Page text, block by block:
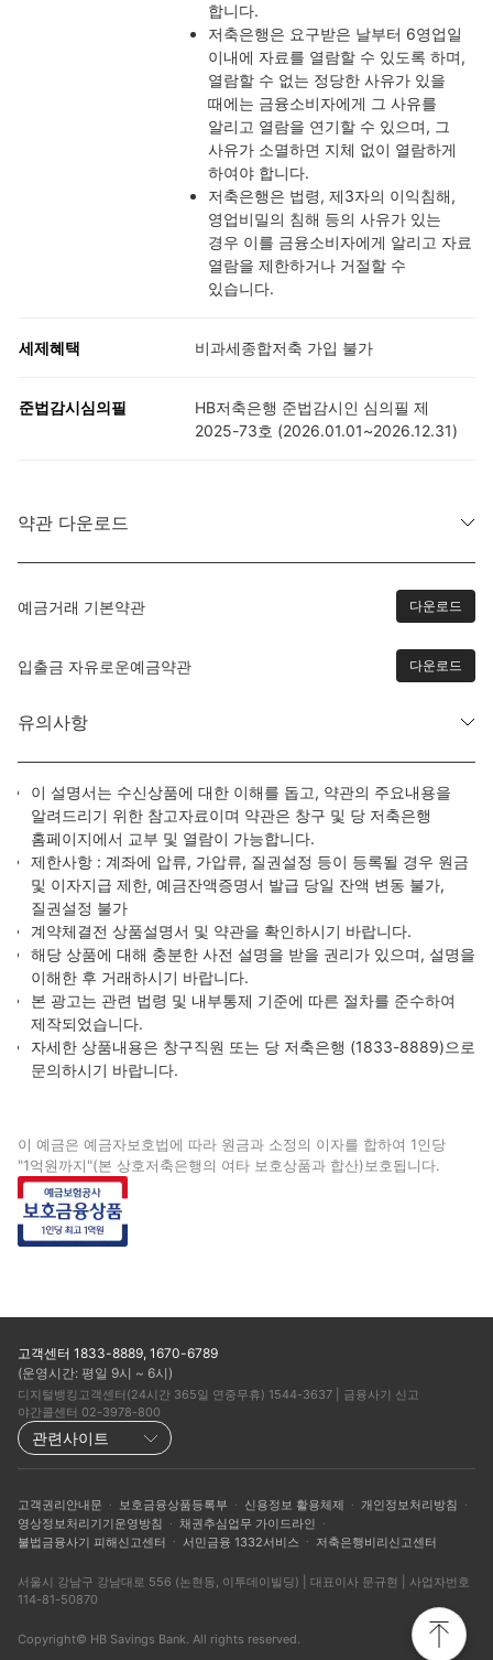
합니다.
저축은행은 요구받은 날부터 6영업일
이내에 자료를 열람할 수 있도록 하며,
열람할 수 없는 정당한 사유가 있을
때에는 금융소비자에게 그 사유를
알리고 열람을 연기할 수 있으며, 그
사유가 소멸하면 지체 없이 열람하게
하여야 합니다.
저축은행은 법령, 제3자의 이익침해,
영업비밀의 침해 등의 사유가 있는
경우 이를 금융소비자에게 알리고 자료
열람을 제한하거나 거절할 수
있습니다.
세제혜택 비과세종합저축 가입 불가
준법감시심의필
HB저축은행 준법감시인 심의필 제
2025-73호 (2026.01.01~2026.12.31)
약관 다운로드
예금거래 기본약관 다운로드
입출금 자유로운예금약관 다운로드
유의사항
이 설명서는 수신상품에 대한 이해를 돕고, 약관의 주요내용을
알려드리기 위한 참고자료이며 약관은 창구 및 당 저축은행
홈페이지에서 교부 및 열람이 가능합니다.
제한사항 : 계좌에 압류, 가압류, 질권설정 등이 등록될 경우 원금
및 이자지급 제한, 예금잔액증명서 발급 당일 잔액 변동 불가,
질권설정 불가
계약체결전 상품설명서 및 약관을 확인하시기 바랍니다.
해당 상품에 대해 충분한 사전 설명을 받을 권리가 있으며, 설명을
이해한 후 거래하시기 바랍니다.
본 광고는 관련 법령 및 내부통제 기준에 따른 절차를 준수하여
제작되었습니다.
자세한 상품내용은 창구직원 또는 당 저축은행 (1833-8889)으로
문의하시기 바랍니다.
이 예금은 예금자보호법에 따라 원금과 소정의 이자를 합하여 1인당
"1억원까지"(본 상호저축은행의 여타 보호상품과 합산)보호됩니다.
고객센터 1833-8889, 1670-6789
(운영시간: 평일 9시 ~ 6시)
디지털뱅킹고객센터(24시간 365일 연중무휴) 1544-3637 | 금융사기 신고
야간콜센터 02-3978-800
관련사이트
고객권리안내문 · 보호금융상품등록부 · 신용정보 활용체제 · 개인정보처리방침 ·
영상정보처리기기운영방침 · 채권추심업무 가이드라인 ·
불법금융사기 피해신고센터 · 서민금융 1332서비스 · 저축은행비리신고센터
서울시 강남구 강남대로 556 (논현동, 이투데이빌딩) | 대표이사 문규현 | 사업자번호
114-81-50870
Copyright© HB Savings Bank. All rights reserved.